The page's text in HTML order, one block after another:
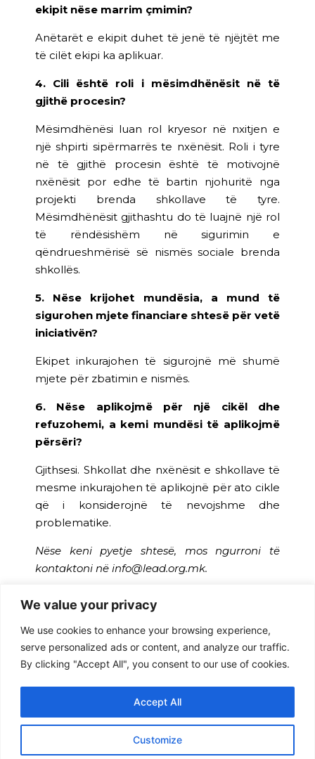
We value your privacy
We use cookies to enhance your browsing experience,
serve personalized ads or content, and analyze our traffic.
By clicking "Accept All", you consent to our use of cookies.
Customize
Accept All
ekipit nëse marrim çmimin?
Anëtarët e ekipit duhet të jenë të njëjtët me
të cilët ekipi ka aplikuar.
4. Cili është roli i mësimdhënësit në të
gjithë procesin?
Mësimdhënësi luan rol kryesor në nxitjen e
një shpirti sipërmarrës te nxënësit. Roli i tyre
në të gjithë procesin është të motivojnë
nxënësit por edhe të bartin njohuritë nga
projekti brenda shkollave të tyre.
Mësimdhënësit gjithashtu do të luajnë një rol
të rëndësishëm në sigurimin e
qëndrueshmërisë së nismës sociale brenda
shkollës.
5. Nëse krijohet mundësia, a mund të
sigurohen mjete financiare shtesë për vetë
iniciativën?
Ekipet inkurajohen të sigurojnë më shumë
mjete për zbatimin e nismës.
6. Nëse aplikojmë për një cikël dhe
refuzohemi, a kemi mundësi të aplikojmë
përsëri?
Gjithsesi. Shkollat dhe nxënësit e shkollave të
mesme inkurajohen të aplikojnë për ato cikle
që i konsiderojnë të nevojshme dhe
problematike.
Nëse keni pyetje shtesë, mos ngurroni të
kontaktoni në info@lead.org.mk.
Programi UPSHIFT zbatohet nga Shoqata
e Liderëve për Edukim, Aktivizëm dhe
Zhvillim (LEAD) në kuadër të projektit
“Inkurajimi i fëmijëve dhe të rinjve në
Maqedoninë e Veriut të bëhen promotorë
të ndryshimeve për të zvogëluar
cenueshmërinë e komuniteteve ndaj
ndryshimeve klimatike” të zbatuar nga
UNICEF me mbështetje financiare të
Suedisë dhe Fondit për Inovacion dhe